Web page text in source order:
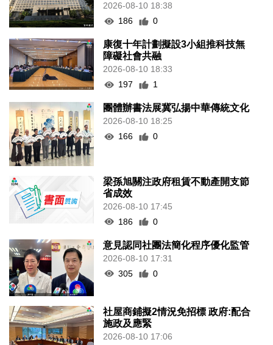
2026-08-10 18:38
186
0
康復十年計劃擬設3小組推科技無
障礙社會共融
2026-08-10 18:33
197
1
團體辦書法展冀弘揚中華傳統文化
2026-08-10 18:25
166
0
梁孫旭關注政府租賃不動產開支節
省成效
2026-08-10 17:45
186
0
意見認同社團法簡化程序優化監管
2026-08-10 17:31
305
0
社屋商鋪擬2情況免招標 政府:配合
施政及應緊
2026-08-10 17:06